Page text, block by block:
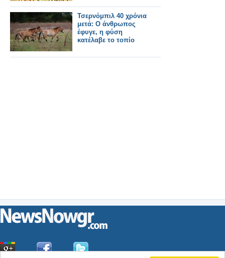
Τσερνόμπιλ 40 χρόνια
μετά: Ο άνθρωπος
έφυγε, η φύση
κατέλαβε το τοπίο